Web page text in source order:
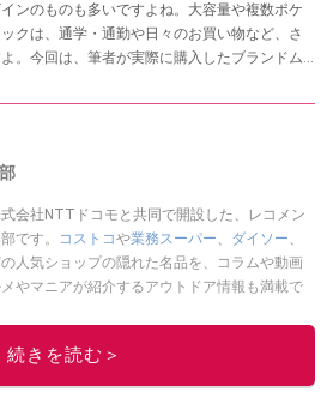
ンのものも多いですよね。大容量や複数ポケ
クは、通学・通勤や日々のお買い物など、さ
。今回は、筆者が実際に購入したブランドム
、デザインなど、選ぶポイントの参考にして
会社NTTドコモと共同で開設した、レコメン
です。
コストコや業務スーパー、 ダイソー、
人気ショップの隠れた名品を、コラムや動画
やマニアが紹介するアウトドア情報も満載で
ンド情報をお届けしているので、ぜひ
い！
続きを読む＞